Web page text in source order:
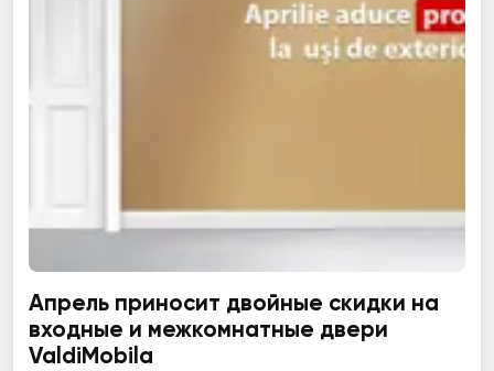
Апрель приносит двойные скидки на
входные и межкомнатные двери
ValdiMobila